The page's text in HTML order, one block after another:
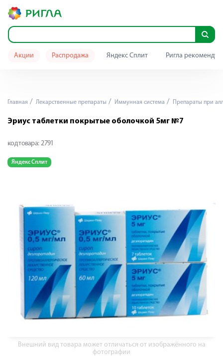
Акции Распродажа Яндекс Сплит Ригла
Главная Лекарственные препараты Иммунная система Препараты при
Эриус таблетки покрытые оболочкой 5мг №7
код товара: 2791
Яндекс Сплит
Внешний вид товара может отличаться от изображённого на
фотографии